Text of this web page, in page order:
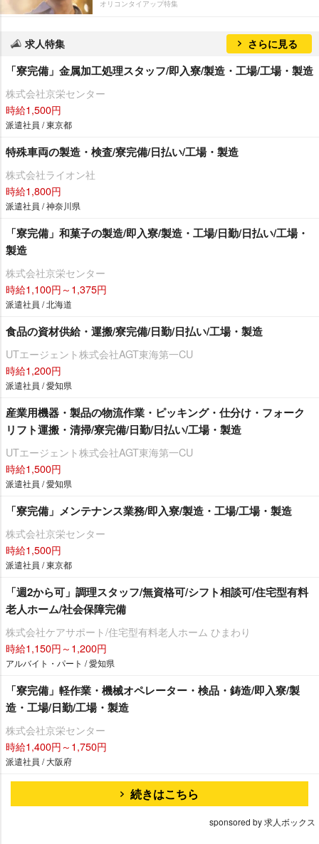
オリコンタイアップ特集
求人特集 さらに見る
「寮完備」金属加工処理スタッフ/即入寮/製造・工場/工場・製造
株式会社京栄センター
時給1,500円
派遣社員 / 東京都
特殊車両の製造・検査/寮完備/日払い/工場・製造
株式会社ライオン社
時給1,800円
派遣社員 / 神奈川県
「寮完備」和菓子の製造/即入寮/製造・工場/日勤/日払い/工場・
製造
株式会社京栄センター
時給1,100円～1,375円
派遣社員 / 北海道
食品の資材供給・運搬/寮完備/日勤/日払い/工場・製造
UTエージェント株式会社AGT東海第一CU
時給1,200円
派遣社員 / 愛知県
産業用機器・製品の物流作業・ピッキング・仕分け・フォーク
リフト運搬・清掃/寮完備/日勤/日払い/工場・製造
UTエージェント株式会社AGT東海第一CU
時給1,500円
派遣社員 / 愛知県
「寮完備」メンテナンス業務/即入寮/製造・工場/工場・製造
株式会社京栄センター
時給1,500円
派遣社員 / 東京都
「週2から可」調理スタッフ/無資格可/シフト相談可/住宅型有料
老人ホーム/社会保障完備
株式会社ケアサポート/住宅型有料老人ホーム ひまわり
時給1,150円～1,200円
アルバイト・パート / 愛知県
「寮完備」軽作業・機械オペレーター・検品・鋳造/即入寮/製
造・工場/日勤/工場・製造
株式会社京栄センター
時給1,400円～1,750円
派遣社員 / 大阪府
続きはこちら
sponsored by 求人ボックス